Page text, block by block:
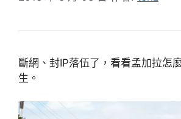
斷網、封IP落伍了，看看孟加拉怎
生。